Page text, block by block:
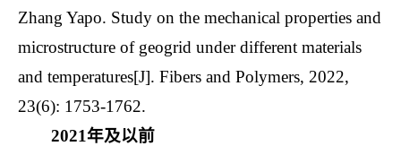
Zhang Yapo. Study on the mechanical properties and
microstructure of geogrid under different materials
and temperatures[J]. Fibers and Polymers, 2022,
23(6): 1753-1762.
2021年及以前